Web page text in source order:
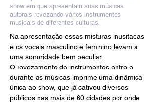
show em que apresentam suas músicas
autorais revezando vários instrumentos
musicais de diferentes culturas.
Na apresentação essas misturas inusitadas
e os vocais masculino e feminino levam a
uma sonoridade bem peculiar.
O revezamento de instrumentos entre e
durante as músicas imprime uma dinâmica
única ao show, que já cativou diversos
públicos nas mais de 60 cidades por onde